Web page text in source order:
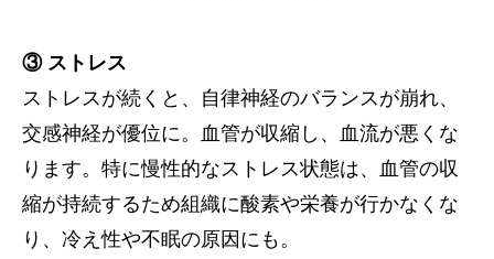
③ ストレス
ストレスが続くと、自律神経のバランスが崩れ、
交感神経が優位に。血管が収縮し、血流が悪くな
ります。特に慢性的なストレス状態は、血管の収
縮が持続するため組織に酸素や栄養が行かなくな
り、冷え性や不眠の原因にも。